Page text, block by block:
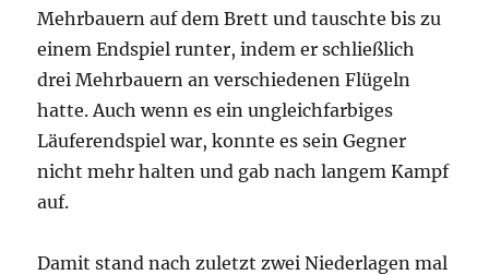
Mehrbauern auf dem Brett und tauschte bis zu
einem Endspiel runter, indem er schließlich
drei Mehrbauern an verschiedenen Flügeln
hatte. Auch wenn es ein ungleichfarbiges
Läuferendspiel war, konnte es sein Gegner
nicht mehr halten und gab nach langem Kampf
auf.
Damit stand nach zuletzt zwei Niederlagen mal